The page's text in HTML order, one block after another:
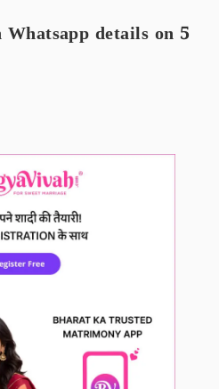
details on 5